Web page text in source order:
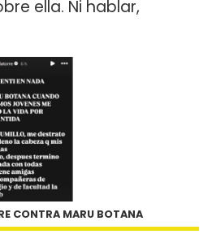
ella. Ni hablar,
CONTRA MARU BOTANA